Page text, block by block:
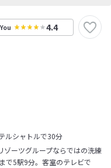
4.4
ルシャトルで30分
ーツグループならではの洗練
で5駅9分。客室のテレビで